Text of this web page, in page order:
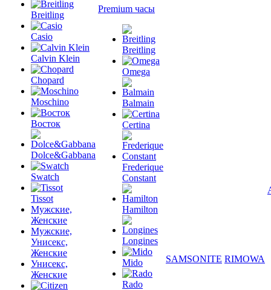
Breitling
Casio
Calvin Klein
Chopard
Moschino
Восток
Dolce&Gabbana
Swatch
Tissot
Мужские,
Женские
Мужские,
Унисекс,
Женские
Унисекс,
Женские
Premium часы
Breitling
Omega
Balmain
Certina
Frederique
Constant
Hamilton
Longines
Mido
Rado
SAMSONITE RIMOWA